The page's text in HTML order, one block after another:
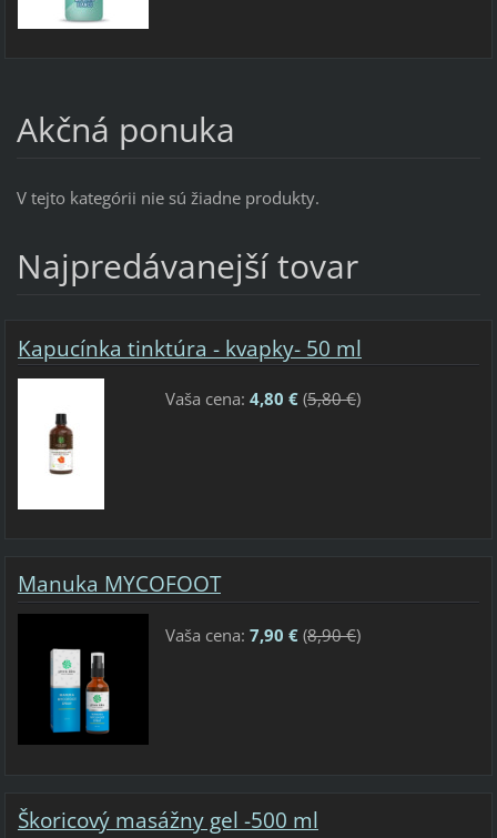
Akčná ponuka
V tejto kategórii nie sú žiadne produkty.
Najpredávanejší tovar
Kapucínka tinktúra - kvapky- 50 ml
Vaša cena: 4,80 €(5,80 €)
Manuka MYCOFOOT
Vaša cena: 7,90 €(8,90 €)
Škoricový masážny gel -500 ml